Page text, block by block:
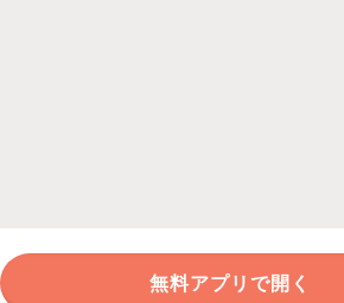
無料アプリで開く